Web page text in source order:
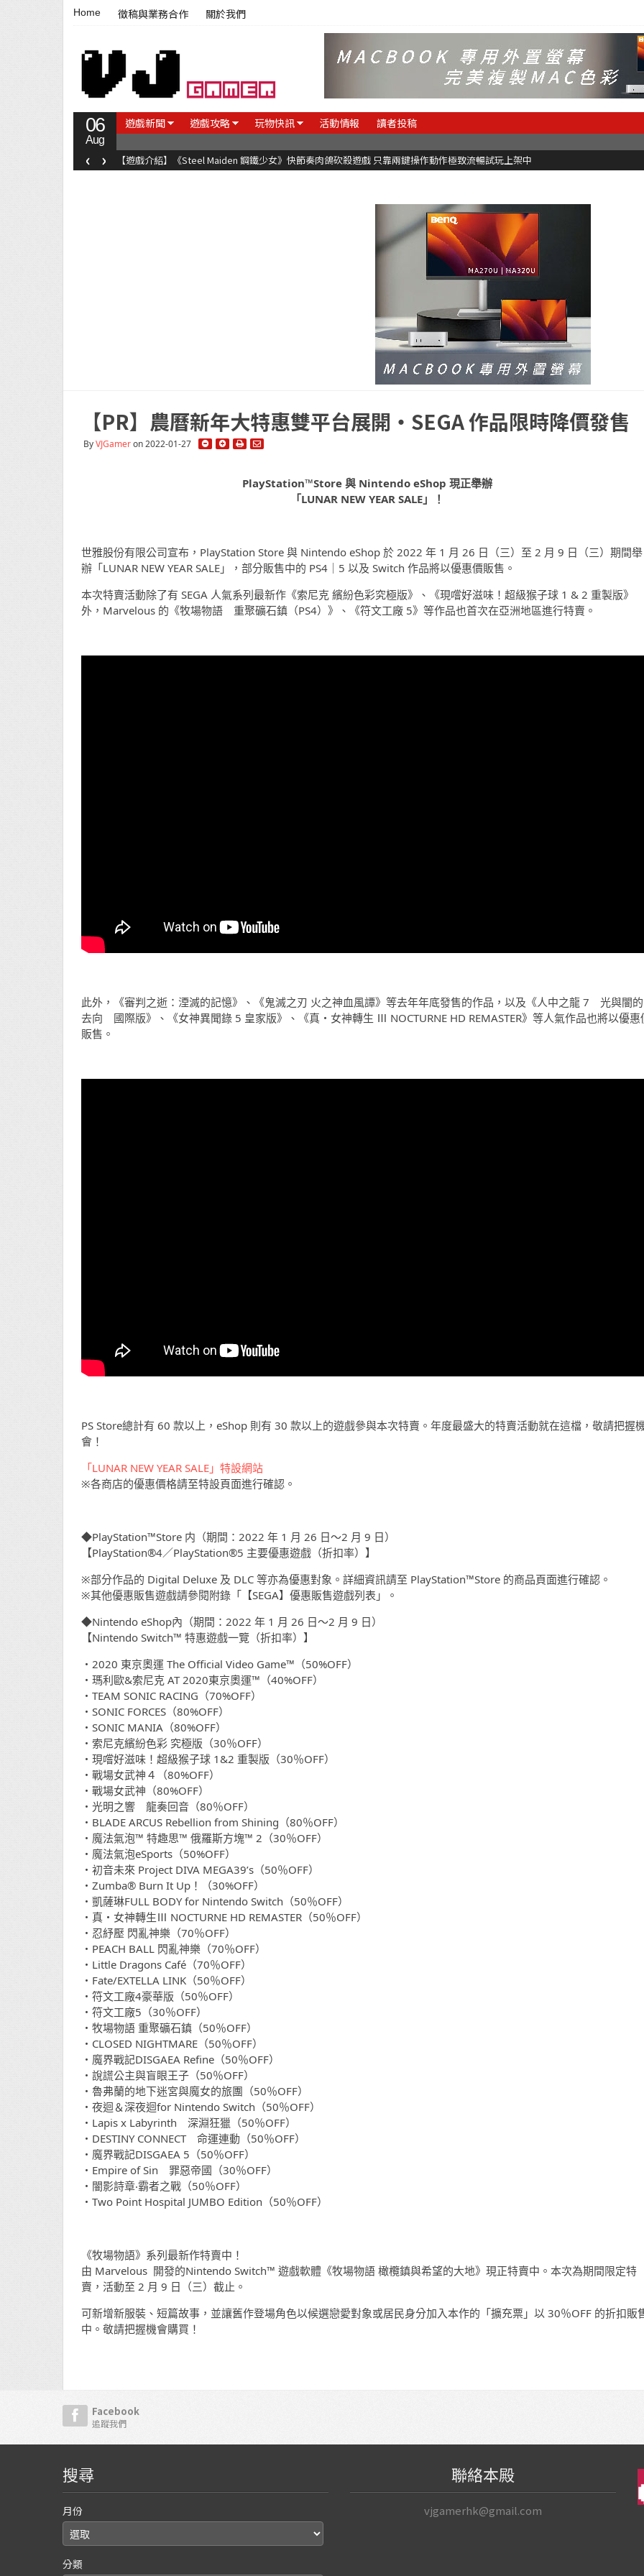
Home 徵稿與業務合作 關於我們
06
Aug
遊戲新聞 遊戲攻略 玩物快訊 活動情報 讀者投稿
【遊戲評測】台灣國產音樂遊戲《莉莉狂想曲》只有黑白鍵的譜面卻具有頗高挑戰性
‹ ›
【PR】農曆新年大特惠雙平台展開・SEGA 作品限時降價發售
ByVJGameron 2022-01-27
PlayStation™Store 與 Nintendo eShop 現正舉辦
「LUNAR NEW YEAR SALE」！
世雅股份有限公司宣布，PlayStation Store 與 Nintendo eShop 於 2022 年 1 月 26 日（三）至 2 月 9 日（三）期間舉
辦「LUNAR NEW YEAR SALE」，部分販售中的 PS4｜5 以及 Switch 作品將以優惠價販售。
本次特賣活動除了有 SEGA 人氣系列最新作《索尼克 繽紛色彩究極版》、《現嚐好滋味！超級猴子球 1 & 2 重製版》
外，Marvelous 的《牧場物語 重聚礦石鎮（PS4）》、《符文工廠 5》等作品也首次在亞洲地區進行特賣。
此外，《審判之逝：湮滅的記憶》、《鬼滅之刃 火之神血風譚》等去年年底發售的作品，以及《人中之龍 7 光與闇的
去向 國際版》、《女神異聞錄 5 皇家版》、《真・女神轉生 Ⅲ NOCTURNE HD REMASTER》等人氣作品也將以優惠
販售。
PS Store總計有 60 款以上，eShop 則有 30 款以上的遊戲參與本次特賣。年度最盛大的特賣活動就在這檔，敬請把握
會！
「LUNAR NEW YEAR SALE」特設網站
※各商店的優惠價格請至特設頁面進行確認。
◆PlayStation™Store 内（期間：2022 年 1 月 26 日～2 月 9 日）
【PlayStation®4／PlayStation®5 主要優惠遊戲（折扣率）】
※部分作品的 Digital Deluxe 及 DLC 等亦為優惠對象。詳細資訊請至 PlayStation™Store 的商品頁面進行確認。
※其他優惠販售遊戲請參閱附錄「【SEGA】優惠販售遊戲列表」。
◆Nintendo eShop內（期間：2022 年 1 月 26 日～2 月 9 日）
【Nintendo Switch™ 特惠遊戲一覽（折扣率）】
・2020 東京奧運 The Official Video Game™（50%OFF）
・瑪利歐&索尼克 AT 2020東京奧運™（40%OFF）
・TEAM SONIC RACING（70%OFF）
・SONIC FORCES（80%OFF）
・SONIC MANIA（80%OFF）
・索尼克繽紛色彩 究極版（30％OFF）
・現嚐好滋味！超級猴子球 1&2 重製版（30％OFF）
・戰場女武神４（80%OFF）
・戰場女武神（80%OFF）
・光明之響 龍奏回音（80％OFF）
・BLADE ARCUS Rebellion from Shining（80％OFF）
・魔法氣泡™ 特趣思™ 俄羅斯方塊™ 2（30％OFF）
・魔法氣泡eSports（50%OFF）
・初音未來 Project DIVA MEGA39’s（50％OFF）
・Zumba® Burn It Up！（30%OFF）
・凱薩琳FULL BODY for Nintendo Switch（50％OFF）
・真・女神轉生Ⅲ NOCTURNE HD REMASTER（50％OFF）
・忍紓壓 閃亂神樂（70％OFF）
・PEACH BALL 閃亂神樂（70％OFF）
・Little Dragons Café（70％OFF）
・Fate/EXTELLA LINK（50％OFF）
・符文工廠4豪華版（50％OFF）
・符文工廠5（30％OFF）
・牧場物語 重聚礦石鎮（50％OFF）
・CLOSED NIGHTMARE（50％OFF）
・魔界戰記DISGAEA Refine（50％OFF）
・說謊公主與盲眼王子（50％OFF）
・魯弗蘭的地下迷宮與魔女的旅團（50％OFF）
・夜迴＆深夜迴for Nintendo Switch（50％OFF）
・Lapis x Labyrinth 深淵狂獵（50％OFF）
・DESTINY CONNECT 命運連動（50％OFF）
・魔界戰記DISGAEA 5（50％OFF）
・Empire of Sin 罪惡帝國（30％OFF）
・闇影詩章‧霸者之戰（50％OFF）
・Two Point Hospital JUMBO Edition（50％OFF）
《牧場物語》系列最新作特賣中！
由 Marvelous 開發的Nintendo Switch™ 遊戲軟體《牧場物語 橄欖鎮與希望的大地》現正特賣中。本次為期間限定特
賣，活動至 2 月 9 日（三）截止。
可新增新服裝、短篇故事，並讓舊作登場角色以候選戀愛對象或居民身分加入本作的「擴充票」以 30％OFF 的折扣販
中。敬請把握機會購買！
Facebook
追蹤我們
搜尋
月份
分類
聯絡本殿
vjgamerhk@gmail.com